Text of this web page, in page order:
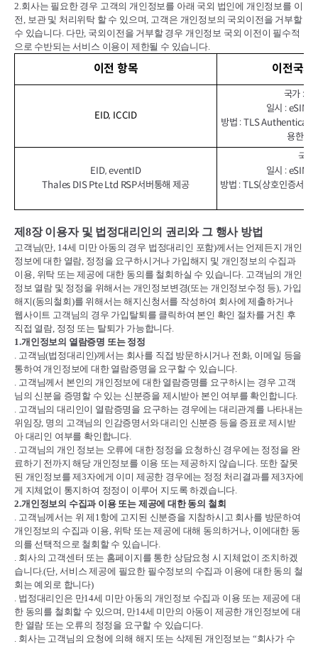
2.회사는 필요한 경우 고객의 개인정보를 아래 국외 법인에 개인정보를 이
전, 보관 및 처리위탁 할 수 있으며, 고객은 개인정보의 국외이전을 거부할
수 있습니다. 다만, 국외이전을 거부할 경우 개인정보 국외 이전이 필수적
으로 수반되는 서비스 이용이 제한될 수 있습니다.
이전 항목 이전국가
EID, ICCID
국가 : 벨
일시 : eSIM
방법 : TLS
용한 원
EID, eventID
Thales DIS Pte Ltd RSP서버통해 제공
국가
일시 : eSIM
방법 : TLS(상호인증서기
제 8장 이용자 및 법정대리인의 권리와 그 행사 방법
고객님(만, 14세 미만 아동의 경우 법정대리인 포함)께서는 언제든지 개인
정보에 대한 열람, 정정을 요구하시거나 가입해지 및 개인정보의 수집과
이용, 위탁 또는 제공에 대한 동의를 철회하실 수 있습니다. 고객님의 개인
정보 열람 및 정정을 위해서는 개인정보변경(또는 개인정보수정 등), 가입
해지(동의철회)를 위해서는 해지신청서를 작성하여 회사에 제출하거나
웹사이트 고객님의 경우 가입탈퇴를 클릭하여 본인 확인 절차를 거친 후
직접 열람, 정정 또는 탈퇴가 가능합니다.
1.개인정보의 열람증명 또는 정정
. 고객님(법정대리인)께서는 회사를 직접 방문하시거나 전화, 이메일 등을
통하여 개인정보에 대한 열람증명을 요구할 수 있습니다.
. 고객님께서 본인의 개인정보에 대한 열람증명를 요구하시는 경우 고객
님의 신분을 증명할 수 있는 신분증을 제시받아 본인 여부를 확인합니다.
. 고객님의 대리인이 열람증명을 요구하는 경우에는 대리관계를 나타내는
위임장, 명의 고객님의 인감증명서와 대리인 신분증 등을 증표로 제시받
아 대리인 여부를 확인합니다.
. 고객님의 개인 정보는 오류에 대한 정정을 요청하신 경우에는 정정을 완
료하기 전까지 해당 개인정보를 이용 또는 제공하지 않습니다. 또한 잘못
된 개인정보를 제3자에게 이미 제공한 경우에는 정정 처리결과를 제3자에
게 지체없이 통지하여 정정이 이루어 지도록 하겠습니다.
2.개인정보의 수집과 이용 또는 제공에 대한 동의 철회
. 고객님께서는 위 제 1항에 고지된 신분증을 지참하시고 회사를 방문하여
개인정보의 수집과 이용, 위탁 또는 제공에 대해 동의하거나, 이에대한 동
의를 선택적으로 철회할 수 있습니다.
. 회사의 고객센터 또는 홈페이지를 통한 상담요청 시 지체없이 조치하겠
습니다.(단,서비스 제공에 필요한 필수정보의 수집과 이용에 대한 동의 철
회는 예외로 합니다)
. 법정대리인은 만14세 미만 아동의 개인정보 수집과 이용 또는 제공에 대
한 동의를 철회할 수 있으며, 만14세 미만의 아동이 제공한 개인정보에 대
한 열람 또는 오류의 정정을 요구할 수 있습디다.
. 회사는 고객님의 요청에 의해 해지 또는 삭제된 개인정보는 “회사가 수